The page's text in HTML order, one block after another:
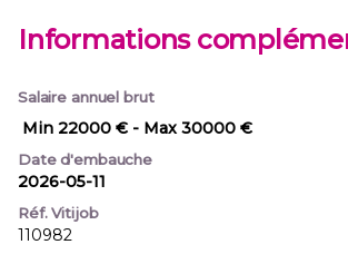
Informations
Salaire annuel brut
Min 22000 € - Max 30000 €
Date d'embauche
2026-05-11
Réf. Vitijob
110982